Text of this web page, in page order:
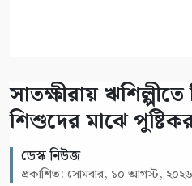
সাতক্ষীরায় ঋশিল্পীতে
শিশুদের মাঝে
ডেস্ক নিউজ
প্রকাশিত: সোমবার, ১০ আগস্ট,